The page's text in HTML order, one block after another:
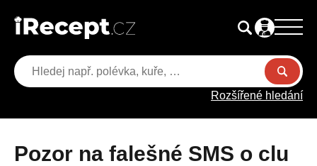
Rozšířené hledání
Pozor na falešné SMS o clu